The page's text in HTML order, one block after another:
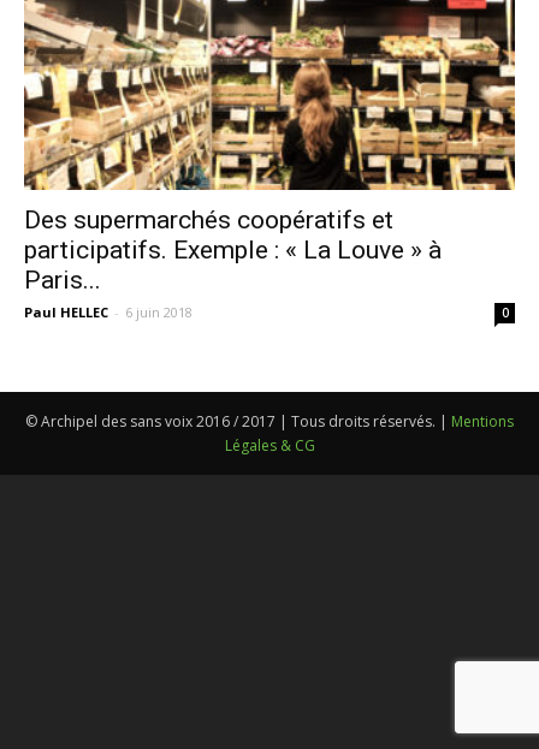
sans-
voix
Des supermarchés coopératifs et
participatifs. Exemple : « La Louve » à
Paris...
Paul HELLEC - 6 juin 2018 0
© Archipel des sans voix 2016 / 2017 | Tous droits réservés. | Mentions
Légales & CG